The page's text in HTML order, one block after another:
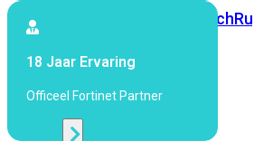
POE
18 Jaar Ervaring
Officeel Fortinet Partner